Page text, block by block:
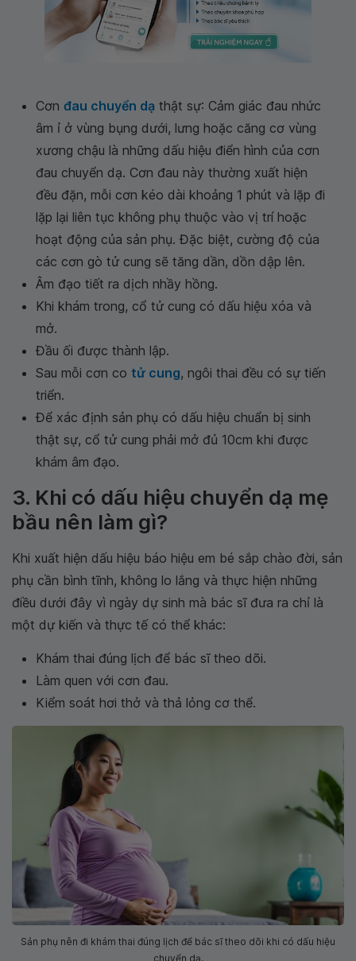
Cơn đau chuyển dạ thật sự: Cảm giác đau nhức
âm ỉ ở vùng bụng dưới, lưng hoặc căng cơ vùng
xương chậu là những dấu hiệu điển hình của cơn
đau chuyển dạ. Cơn đau này thường xuất hiện
đều đặn, mỗi cơn kéo dài khoảng 1 phút và lặp đi
lặp lại liên tục không phụ thuộc vào vị trí hoặc
hoạt động của sản phụ. Đặc biệt, cường độ của
các cơn gò tử cung sẽ tăng dần, dồn dập lên.
Âm đạo tiết ra dịch nhầy hồng.
Khi khám trong, cổ tử cung có dấu hiệu xóa và
mở.
Đầu ối được thành lập.
Sau mỗi cơn co tử cung, ngôi thai đều có sự tiến
triển.
Để xác định sản phụ có dấu hiệu chuẩn bị sinh
thật sự, cổ tử cung phải mở đủ 10cm khi được
khám âm đạo.
3. Khi có dấu hiệu chuyển dạ mẹ
bầu nên làm gì?
Khi xuất hiện dấu hiệu báo hiệu em bé sắp chào đời, sản
phụ cần bình tĩnh, không lo lắng và thực hiện những
điều dưới đây vì ngày dự sinh mà bác sĩ đưa ra chỉ là
một dự kiến và thực tế có thể khác:
Khám thai đúng lịch để bác sĩ theo dõi.
Làm quen với cơn đau.
Kiểm soát hơi thở và thả lỏng cơ thể.
Sản phụ nên đi khám thai đúng lịch để bác sĩ theo dõi khi có dấu hiệu
chuyển dạ.